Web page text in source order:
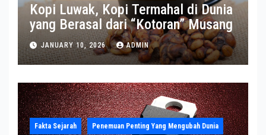
Kopi Luwak, Kopi Termahal di Dunia
yang Berasal dari “Kotoran” Musang
JANUARY 10, 2026 ADMIN
Fakta Sejarah Penemuan Penting Yang Mengubah Dunia